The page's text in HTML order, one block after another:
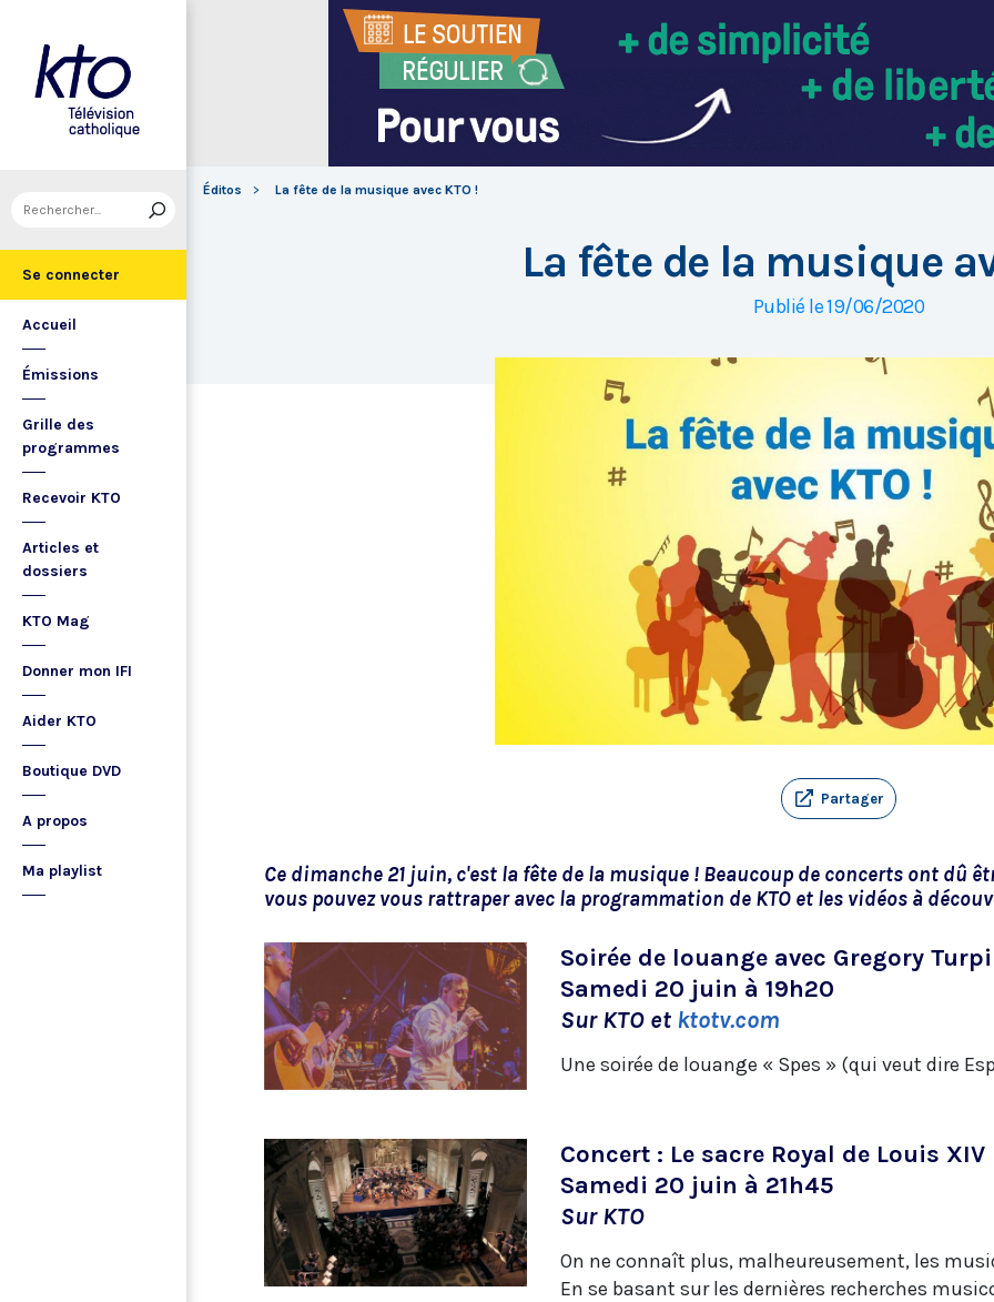
Se connecter
Accueil
Émissions
Grille des
programmes
Recevoir KTO
Articles et
dossiers
KTO Mag
Donner mon IFI
Aider KTO
Boutique DVD
A propos
Ma playlist
Éditos La fête de la musique avec KTO !
La fête de la musique
Publié le 19/06/2020
Partager
Ce dimanche 21 juin, c'est la fête de la musique ! Beaucoup de concerts ont dû
vous pouvez vous rattraper avec la programmation de KTO et les vidéos à
Soirée de louange avec Gregory
Samedi 20 juin à 19h20
Sur KTO et ktotv.com
Une soirée de louange « Spes » (qui veut dire
Concert : Le sacre Royal de Louis XIV
Samedi 20 juin à 21h45
Sur KTO
On ne connaît plus, malheureusement, les
En se basant sur les dernières recherches